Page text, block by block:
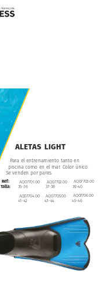
Para el entrenamiento tanto en
piscina como en el mar. Color único.
Se venden por pares.
ALETAS LIGHT
Ref:
Talla:
AQ07701.00
35-36
AQ07702.00
37-38
AQ07703.00
39-40
AQ07704.00
41-42
AQ07705.00
43-44
AQ07706.00
45-46